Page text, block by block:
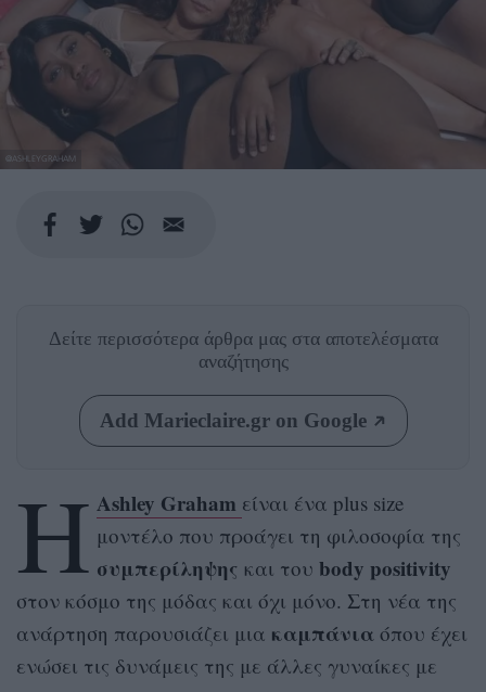
@ASHLEYGRAHAM
Δείτε περισσότερα άρθρα μας στα αποτελέσματα
αναζήτησης
Add Marieclaire.gr on Google
Η Ashley Graham είναι ένα plus size
μοντέλο που προάγει τη φιλοσοφία της
συμπερίληψης και του body positivity
στον κόσμο της μόδας και όχι μόνο. Στη νέα της
ανάρτηση παρουσιάζει μια καμπάνια όπου έχει
ενώσει τις δυνάμεις της με άλλες γυναίκες με